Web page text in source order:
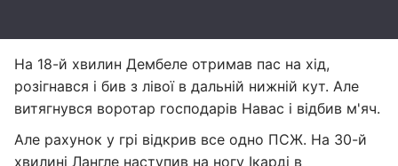
На 18-й хвилин Дембеле отримав пас на хід,
розігнався і бив з лівої в дальній нижній кут. Але
витягнувся воротар господарів Навас і відбив м'яч.
Але рахунок у грі відкрив все одно ПСЖ. На 30-й
хвилині Лангле наступив на ногу Ікарді в